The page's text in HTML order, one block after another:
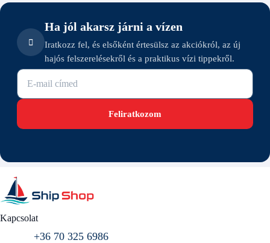
Ha jól akarsz járni a vízen
Iratkozz fel, és elsőként értesülsz az akciókról, az új
hajós felszerelésekről és a praktikus vízi tippekről.
E-mail cím
Feliratkozom
Kapcsolat
+36 70 325 6986